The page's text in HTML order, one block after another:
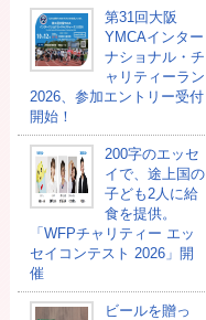
第31回大阪
YMCAインター
ナショナル・チ
ャリティーラン
2026、参加エントリー受付
開始！
200字のエッセ
イで、途上国の
子ども2人に給
食を提供。
「WFPチャリティー エッ
セイコンテスト 2026」開
催
ビールを贈っ